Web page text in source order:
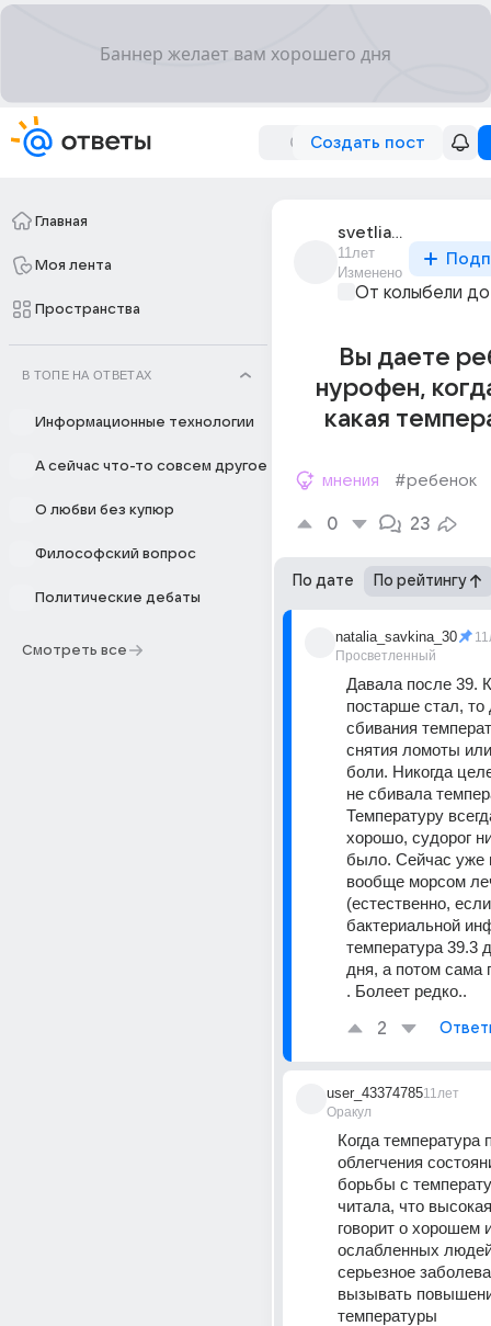
Создать пост
Главная
Моя лента
Пространства
В ТОПЕ НА ОТВЕТАХ
Информационные технологии
А сейчас что-то совсем другое
О любви без купюр
Философский вопрос
Политические дебаты
Смотреть все
svetliachok_707
11лет
Изменено
От колыбели
Вы даете
нурофен,
какая
мнения #ребенок
0 23
По дате По рейтингу
natalia_savkina_30
Просветленный
Давала после 39.
постарше стал,
сбивания
снятия ломоты
боли. Никогда
не сбивала
Температуру
хорошо, судорог
было. Сейчас уже
вообще морсом
(естественно,
бактериальной
температура 39.3
дня, а потом сама
. Болеет редко..
2
user_43374785
Оракул
11лет
Когда температура
облегчения
борьбы с
читала, что
говорит о хорошем
ослабленных
серьезное
вызывать
температуры